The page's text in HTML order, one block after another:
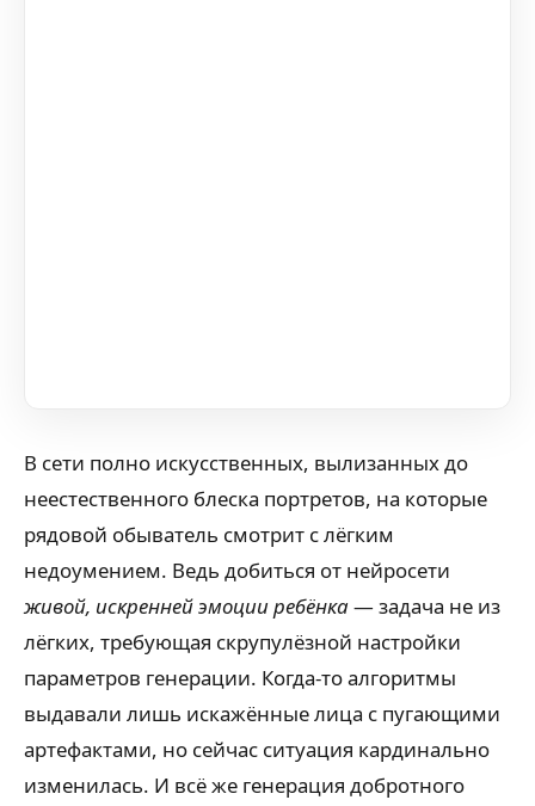
В сети полно искусственных, вылизанных до
неестественного блеска портретов, на которые
рядовой обыватель смотрит с лёгким
недоумением. Ведь добиться от нейросети
живой, искренней эмоции ребёнка— задача не из
лёгких, требующая скрупулёзной настройки
параметров генерации. Когда-то алгоритмы
выдавали лишь искажённые лица с пугающими
артефактами, но сейчас ситуация кардинально
изменилась. И всё же генерация добротного